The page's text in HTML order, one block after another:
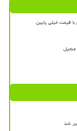
منجیل